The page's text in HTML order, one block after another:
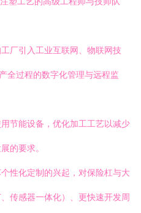
工厂引入工业互联网、物联网技
全过程的数字化管理与远程监
用节能设备，优化加工工艺以减少
的要求。
性化定制的兴起，对保险杠与大
传感器一体化）、更快速开发周